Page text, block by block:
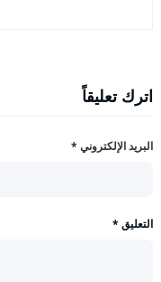
اترك تعليقاً
البريد الإلكتروني *
التعليق *